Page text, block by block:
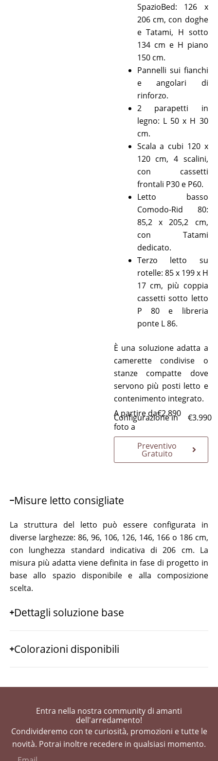
SpazioBed: 126 x
206 cm, con doghe
e Tatami, H sotto
134 cm e H piano
150 cm.
Pannelli sui fianchi
e angolari di
rinforzo.
2 parapetti in
legno: L 50 x H 30
cm.
Scala a cubi 120 x
120 cm, 4 scalini,
con cassetti
frontali P30 e P60.
Letto basso
Comodo-Rid 80:
85,2 x 205,2 cm,
con Tatami
dedicato.
Terzo letto su
rotelle: 85 x 199 x H
17 cm, più coppia
cassetti sotto letto
P 80 e libreria
ponte L 86.
È una soluzione adatta a
camerette condivise o
stanze compatte dove
servono più posti letto e
contenimento integrato.
A partire da€2.890
Configurazione in
foto a
€3.990
Preventivo
Gratuito
Misure letto consigliate
La struttura del letto può essere configurata in
diverse larghezze: 86, 96, 106, 126, 146, 166 o 186 cm,
con lunghezza standard indicativa di 206 cm. La
misura più adatta viene definita in fase di progetto in
base allo spazio disponibile e alla composizione
scelta.
Dettagli soluzione base
Colorazioni disponibili
Entra nella nostra community di amanti
dell'arredamento!
Condivideremo con te curiosità, promozioni e tutte le
novità. Potrai inoltre recedere in qualsiasi momento.